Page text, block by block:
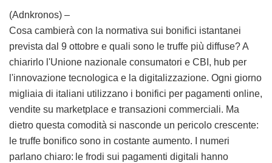
(Adnkronos) –
Cosa cambierà con la normativa sui bonifici istantanei
prevista dal 9 ottobre e quali sono le truffe più diffuse? A
chiarirlo l'Unione nazionale consumatori e CBI, hub per
l'innovazione tecnologica e la digitalizzazione. Ogni giorno
migliaia di italiani utilizzano i bonifici per pagamenti online,
vendite su marketplace e transazioni commerciali. Ma
dietro questa comodità si nasconde un pericolo crescente:
le truffe bonifico sono in costante aumento. I numeri
parlano chiaro: le frodi sui pagamenti digitali hanno